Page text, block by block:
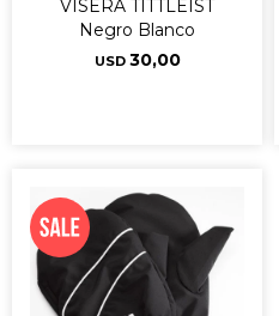
VISERA TITTLEIST
Negro Blanco
USD 30,00